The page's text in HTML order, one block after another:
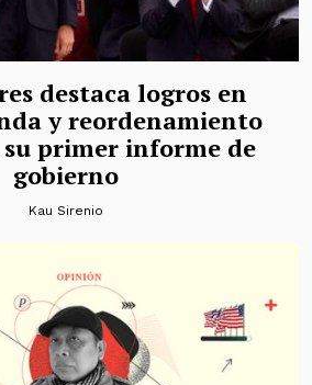
destaca logros en
y reordenamiento
primer informe de
gobierno
Kau Sirenio